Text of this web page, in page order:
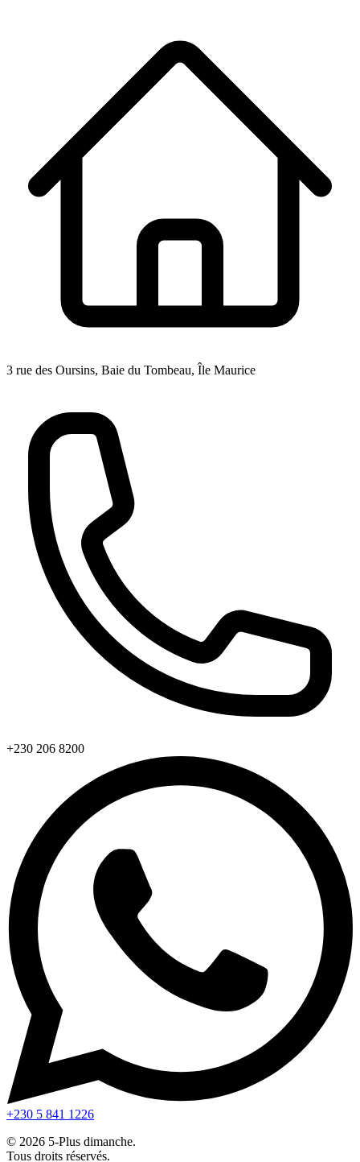
3 rue des Oursins, Baie du Tombeau, Île Maurice
+230 206 8200
+230 5 841 1226
© 2026 5-Plus dimanche.
Tous droits réservés.